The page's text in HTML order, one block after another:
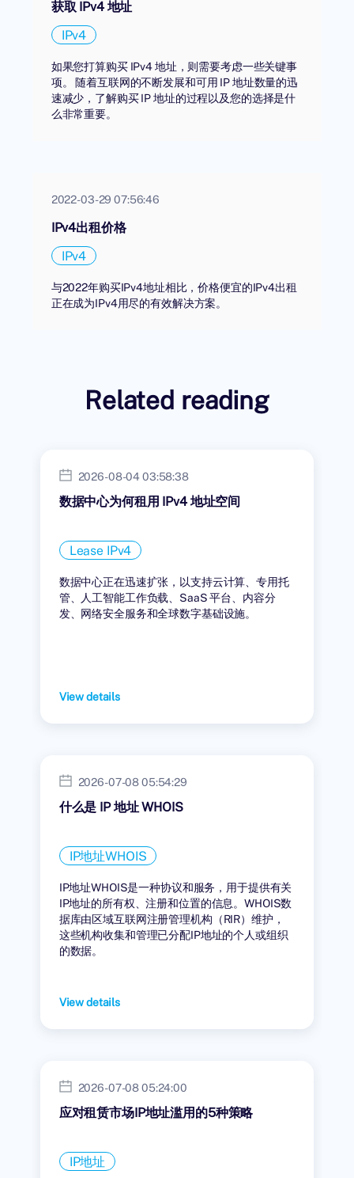
获取 IPv4 地址
IPv4
如果您打算购买 IPv4 地址，则需要考虑一些关键事
项。 随着互联网的不断发展和可用 IP 地址数量的迅
速减少，了解购买 IP 地址的过程以及您的选择是什
么非常重要。
2022-03-29 07:56:46
IPv4出租价格
IPv4
与2022年购买IPv4地址相比，价格便宜的IPv4出租
正在成为IPv4用尽的有效解决方案。
Related reading
2026-08-04 03:58:38
数据中心为何租用 IPv4 地址空间
Lease IPv4
数据中心正在迅速扩张，以支持云计算、专用托
管、人工智能工作负载、SaaS 平台、内容分
发、网络安全服务和全球数字基础设施。
View details
2026-07-08 05:54:29
什么是 IP 地址 WHOIS
IP地址WHOIS
IP地址WHOIS是一种协议和服务，用于提供有关
IP地址的所有权、注册和位置的信息。WHOIS数
据库由区域互联网注册管理机构（RIR）维护，
这些机构收集和管理已分配IP地址的个人或组织
的数据。
View details
2026-07-08 05:24:00
应对租赁市场IP地址滥用的5种策略
IP地址